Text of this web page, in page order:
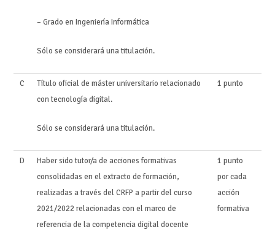
– Grado en Ingeniería Informática
Sólo se considerará una titulación.
C
Título oficial de máster universitario relacionado
con tecnología digital.
Sólo se considerará una titulación.
1 punto
D
Haber sido tutor/a de acciones formativas
consolidadas en el extracto de formación,
realizadas a través del CRFP a partir del curso
2021/2022 relacionadas con el marco de
referencia de la competencia digital docente
1 punto
por cada
acción
formativa